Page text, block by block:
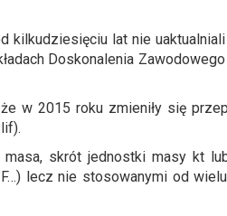
kilkudziesięciu lat nie
Doskonalenia
w 2015 roku zmieniły się
skrót jednostki masy kt
lecz nie stosowanymi od